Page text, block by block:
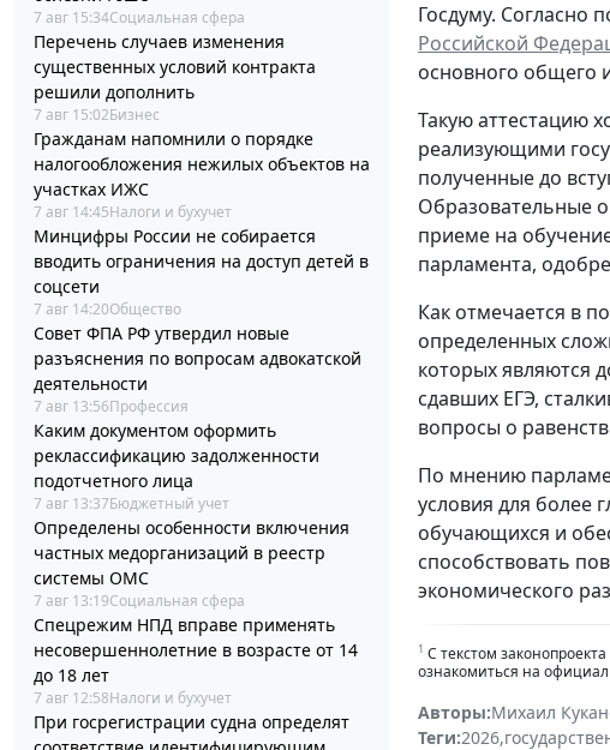
7 авг 15:34Социальная сфера
Перечень случаев изменения
существенных условий контракта
решили дополнить
7 авг 15:02Бизнес
Гражданам напомнили о порядке
налогообложения нежилых объектов на
участках ИЖС
7 авг 14:45Налоги и бухучет
Минцифры России не собирается
вводить ограничения на доступ детей в
соцсети
7 авг 14:20Общество
Совет ФПА РФ утвердил новые
разъяснения по вопросам адвокатской
деятельности
7 авг 13:56Профессия
Каким документом оформить
реклассификацию задолженности
подотчетного лица
7 авг 13:37Бюджетный учет
Определены особенности включения
частных медорганизаций в реестр
системы ОМС
7 авг 13:19Социальная сфера
Спецрежим НПД вправе применять
несовершеннолетние в возрасте от 14
до 18 лет
7 авг 12:58Налоги и бухучет
При госрегистрации судна определят
Госдуму. Согласно
Российской
основного общего
Такую аттестацию
реализующими
полученные до
Образовательные
приеме на
парламента,
Как отмечается в
определенных
которых являются
сдавших ЕГЭ,
вопросы о
По мнению
условия для более
обучающихся и
способствовать
экономического
1 С текстом
ознакомиться на
Авторы:Михаил
Теги:2026,